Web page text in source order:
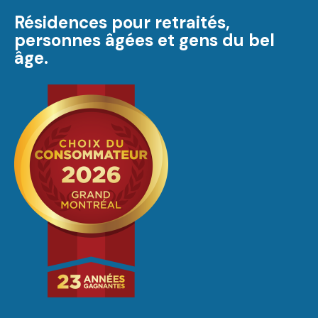
Résidences pour retraités,
personnes âgées et gens du bel
âge.